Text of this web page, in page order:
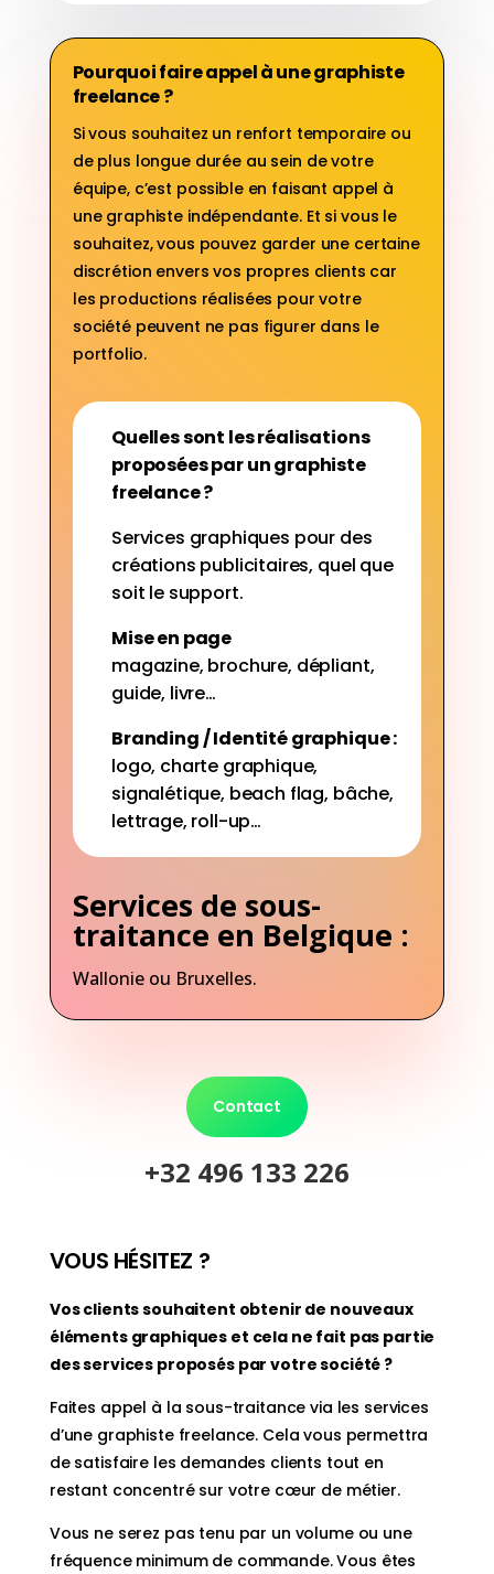
Pourquoi faire appel à une graphiste
freelance ?
Si vous souhaitez un renfort temporaire ou
de plus longue durée au sein de votre
équipe, c’est possible en faisant appel à
une graphiste indépendante. Et si vous le
souhaitez, vous pouvez garder une certaine
discrétion envers vos propres clients car
les productions réalisées pour votre
société peuvent ne pas figurer dans le
portfolio.
Quelles sont les réalisations
proposées par un graphiste
freelance ?
Services graphiques pour des
créations publicitaires, quel que
soit le support.
Mise en page
magazine, brochure, dépliant,
guide, livre…
Branding / Identité graphique :
logo, charte graphique,
signalétique, beach flag, bâche,
lettrage, roll-up…
Services de sous-
traitance en Belgique :
Wallonie ou Bruxelles.
Contact
+32 496 133 226
VOUS HÉSITEZ ?
Vos clients souhaitent obtenir de nouveaux
éléments graphiques et cela ne fait pas partie
des services proposés par votre société ?
Faites appel à la sous-traitance via les services
d’une graphiste freelance. Cela vous permettra
de satisfaire les demandes clients tout en
restant concentré sur votre cœur de métier.
Vous ne serez pas tenu par un volume ou une
fréquence minimum de commande. Vous êtes